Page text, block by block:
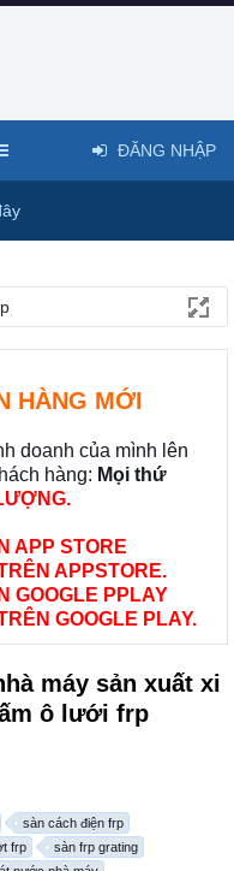
HÀNG MỚI
doanh của mình lên
hàng: Mọi thứ
APP STORE
APPSTORE.
GOOGLE PPLAY
GOOGLE PLAY.
máy sản xuất xi
ô lưới frp
sàn cách điện frp
frp
sàn frp grating
ĐĂNG NHẬP